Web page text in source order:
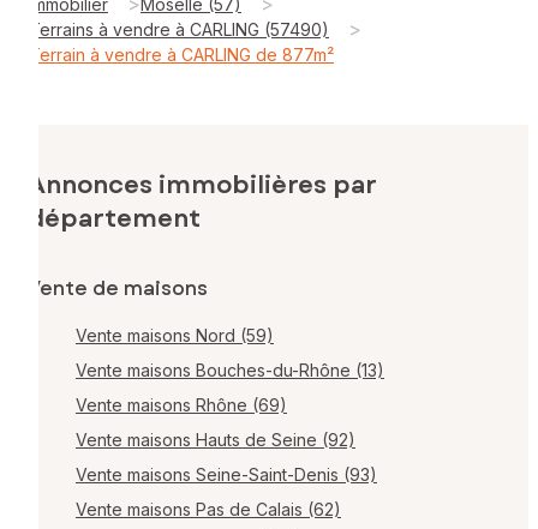
Immobilier Moselle (57)
Terrains à vendre à CARLING (57490) >
Terrain à vendre à CARLING de 877m²
Annonces immobilières par
département
Vente de maisons
Vente maisons Nord (59)
Vente maisons Bouches-du-Rhône (13)
Vente maisons Rhône (69)
Vente maisons Hauts de Seine (92)
Vente maisons Seine-Saint-Denis (93)
Vente maisons Pas de Calais (62)